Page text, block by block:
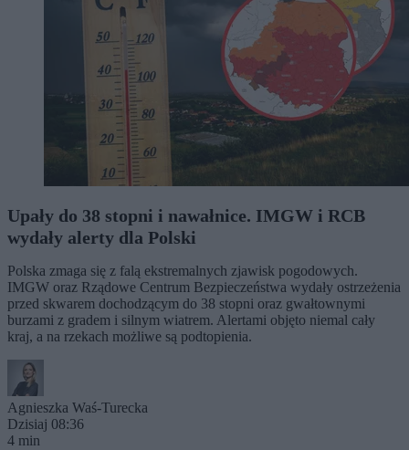
Upały do 38 stopni i nawałnice. IMGW i RCB
wydały alerty dla Polski
Polska zmaga się z falą ekstremalnych zjawisk pogodowych.
IMGW oraz Rządowe Centrum Bezpieczeństwa wydały ostrzeżenia
przed skwarem dochodzącym do 38 stopni oraz gwałtownymi
burzami z gradem i silnym wiatrem. Alertami objęto niemal cały
kraj, a na rzekach możliwe są podtopienia.
Agnieszka Waś-Turecka
Dzisiaj 08:36
4 min